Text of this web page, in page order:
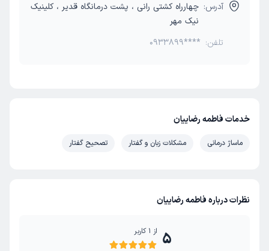
آدرس: چهارراه کشتی رانی ، پشت درمانگاه قدیر ، کلینیک
نیک مهر
تلفن: 0933899****
خدمات فاطمه رضاییان
ماساژ درمانی مشکلات زبان و گفتار تصحیح گفتار
نظرات درباره فاطمه رضاییان
5 از 1 کاربر